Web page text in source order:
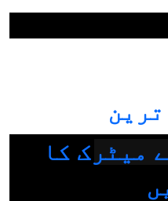
میٹرک کا